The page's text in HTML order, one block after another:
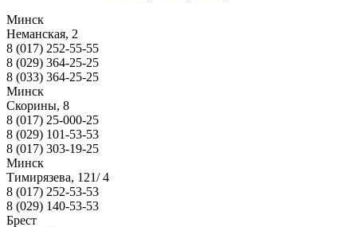
Минск
Неманская, 2
8 (017) 252-55-55
8 (029) 364-25-25
8 (033) 364-25-25
Минск
Скорины, 8
8 (017) 25-000-25
8 (029) 101-53-53
8 (017) 303-19-25
Минск
Тимирязева, 121/ 4
8 (017) 252-53-53
8 (029) 140-53-53
Брест